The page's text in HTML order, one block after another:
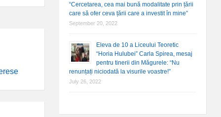
“Cercetarea, cea mai bună modalitate prin țării
care să ofer ceva țării care a investit în mine”
September 20, 2022
Eleva de 10 a Liceului Teoretic
“Horia Hulubei” Carla Spirea, mesaj
pentru tinerii din Măgurele: “Nu
renunțați niciodată la visurile voastre!”
July 26, 2022